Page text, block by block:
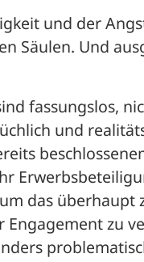
und der
Säulen. Und
fassungslos,
und
das überhaupt
zu